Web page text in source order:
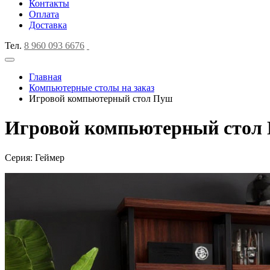
Контакты
Оплата
Доставка
Тел. 8 960 093 6676
Главная
Компьютерные столы на заказ
Игровой компьютерный стол Пуш
Игровой компьютерный
Серия: Геймер